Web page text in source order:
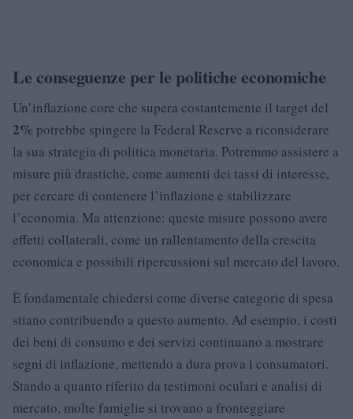
Le conseguenze per le politiche economiche
Un’inflazione core che supera costantemente il target del
2% potrebbe spingere la Federal Reserve a riconsiderare
la sua strategia di politica monetaria. Potremmo assistere a
misure più drastiche, come aumenti dei tassi di interesse,
per cercare di contenere l’inflazione e stabilizzare
l’economia. Ma attenzione: queste misure possono avere
effetti collaterali, come un rallentamento della crescita
economica e possibili ripercussioni sul mercato del lavoro.
È fondamentale chiedersi come diverse categorie di spesa
stiano contribuendo a questo aumento. Ad esempio, i costi
dei beni di consumo e dei servizi continuano a mostrare
segni di inflazione, mettendo a dura prova i consumatori.
Stando a quanto riferito da testimoni oculari e analisi di
mercato, molte famiglie si trovano a fronteggiare